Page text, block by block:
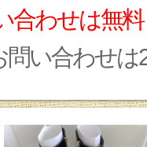
合わせは無
問い合わせ